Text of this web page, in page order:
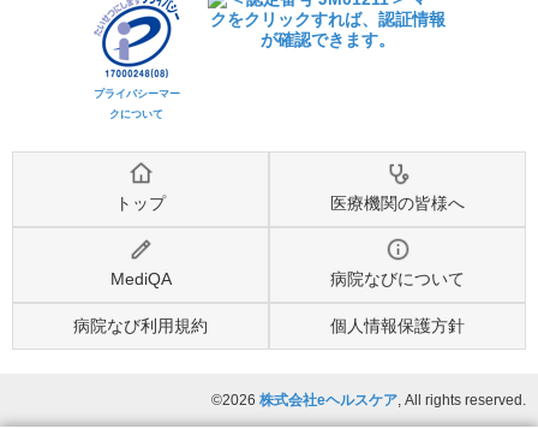
プライバシーマー
クについて
トップ 医療機関の皆様へ
MediQA 病院なびについて
病院なび利用規約 個人情報保護方針
©2026 株式会社eヘルスケア, All rights reserved.